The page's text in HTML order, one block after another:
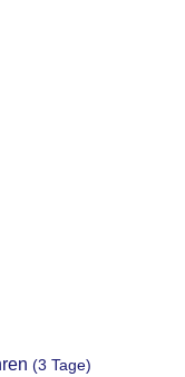
(3 Tage)